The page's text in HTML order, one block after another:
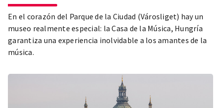
En el corazón del Parque de la Ciudad (Városliget) hay un
museo realmente especial: la Casa de la Música, Hungría
garantiza una experiencia inolvidable a los amantes de la
música.